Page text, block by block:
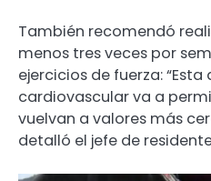
También recomendó
menos tres veces por
ejercicios de fuerza:
cardiovascular va a
vuelvan a valores más
detalló el jefe de